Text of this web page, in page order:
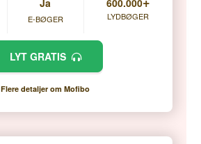
Ja
E-BØGER
600.000
LYDBØGER
LYT GRATIS
Flere detaljer om Mofibo